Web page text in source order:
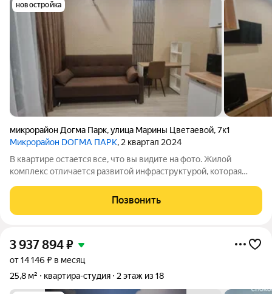
новостройка
микрорайон Догма Парк,улица Марины Цветаевой,7к1
Микрорайон DОГМА ПАРК, 2 квартал 2024
В квартире остается все, что вы видите на фото. Жилой
комплекс отличается развитой инфраструктурой, которая
центры, магазины. Озон, Вб, общественный транспорт, до
центра Краснодара 20 минут.
Позвонить
3 937 894₽
от 14 146 ₽ в месяц
25,8 м²
квартира-студия 2 этаж из 18